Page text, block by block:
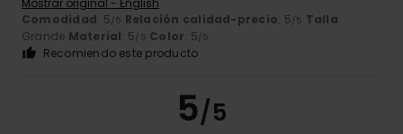
Mostrar original - English
Comodidad: 5/5 Relación calidad-precio: 5/5 Talla:
Grande Material: 5/5 Color: 5/5
Recomiendo este producto
5/5